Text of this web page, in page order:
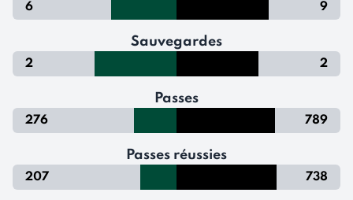
6 9
Sauvegardes
2 2
Passes
276 789
Passes réussies
207 738